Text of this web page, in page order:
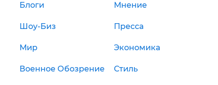
Блоги Мнение
Шоу-Биз Пресса
Мир Экономика
Военное Обозрение Стиль